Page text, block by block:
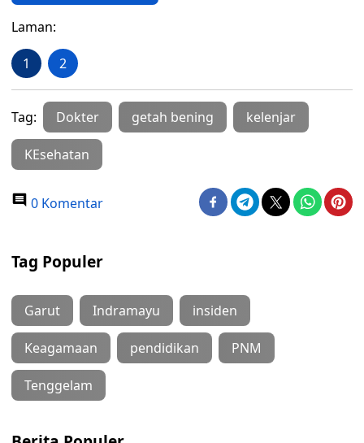
Laman:
1 2
Tag: Dokter getah bening kelenjar
KEsehatan
0 Komentar
Tag Populer
Garut Indramayu insiden
Keagamaan pendidikan PNM
Tenggelam